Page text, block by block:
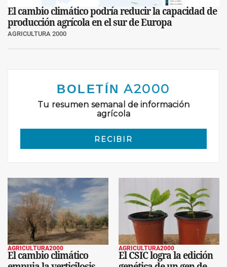
El cambio climático podría reducir la capacidad de
producción agrícola en el sur de Europa
AGRICULTURA 2000
AGRICULTURA2000
El cambio climático
AGRICULTURA2000
El CSIC logra la edición